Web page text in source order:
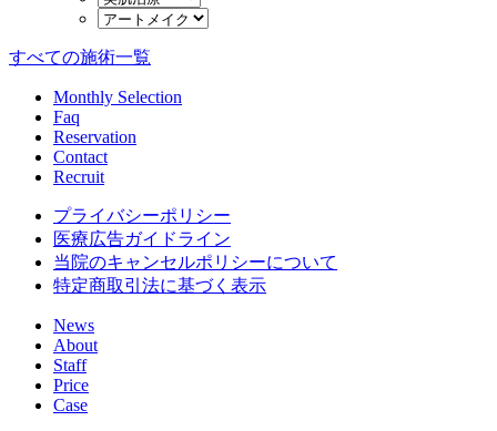
すべての施術一覧
Monthly Selection
Faq
Reservation
Contact
Recruit
プライバシーポリシー
医療広告ガイドライン
当院のキャンセルポリシーについて
特定商取引法に基づく表示
News
About
Staff
Price
Case